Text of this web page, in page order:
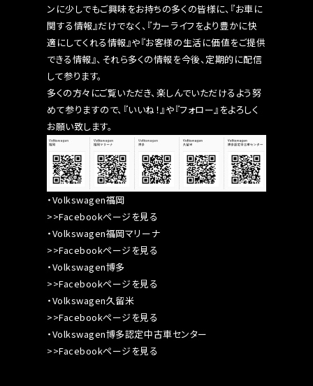
ンに少しでもご興味をお持ちの多くの皆様に、『お車に
関する情報』だけでなく、『カーライフをより豊かに快
適にしてくれる情報』や『お客様の生活に価値をご提供
できる情報』、それら多くの情報を今後、定期的に配信
して参ります。
多くの方々にご覧いただき、楽しんでいただけるよう努
めて参りますので、『いいね！』や『フォロー』をよろしく
お願い致します。
・Volkswagen福岡
>>Facebookページを見る
・Volkswagen福岡マリーナ
>>Facebookページを見る
・Volkswagen博多
>>Facebookページを見る
・Volkswagen久留米
>>Facebookページを見る
・Volkswagen博多認定中古車センター
>>Facebookページを見る